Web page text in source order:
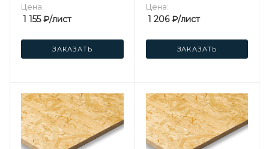
Цена:
1 155₽/лист
ЗАКАЗАТЬ
Цена:
1 206₽/лист
ЗАКАЗАТЬ